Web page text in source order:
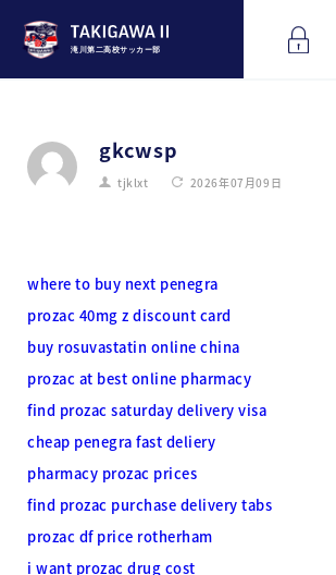
滝川第二高校サッカー部
gkcwsp
tjklxt 2026年07月09日
where to buy next penegra
prozac 40mg z discount card
buy rosuvastatin online china
prozac at best online pharmacy
find prozac saturday delivery visa
cheap penegra fast deliery
pharmacy prozac prices
find prozac purchase delivery tabs
prozac df price rotherham
i want prozac drug cost